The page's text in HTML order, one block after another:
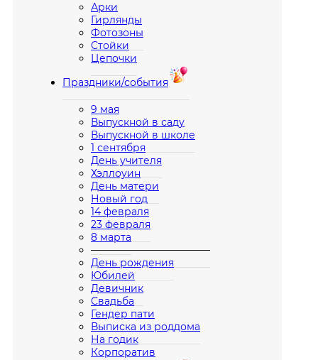
Арки
Гирлянды
Фотозоны
Стойки
Цепочки
Праздники/события
9 мая
Выпускной в саду
Выпускной в школе
1 сентября
День учителя
Хэллоуин
День матери
Новый год
14 февраля
23 февраля
8 марта
————————————
День рождения
Юбилей
Девичник
Свадьба
Гендер пати
Выписка из роддома
На годик
Корпоратив